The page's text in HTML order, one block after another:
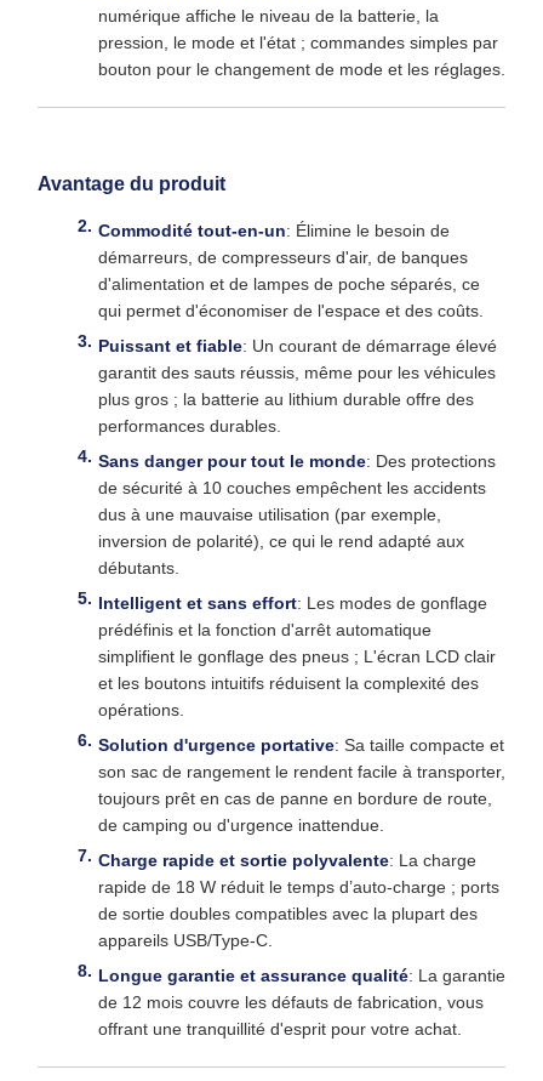
numérique affiche le niveau de la batterie, la
pression, le mode et l'état ; commandes simples par
bouton pour le changement de mode et les réglages.
Avantage du produit
Commodité tout-en-un: Élimine le besoin de
démarreurs, de compresseurs d'air, de banques
d'alimentation et de lampes de poche séparés, ce
qui permet d'économiser de l'espace et des coûts.
Puissant et fiable: Un courant de démarrage élevé
garantit des sauts réussis, même pour les véhicules
plus gros ; la batterie au lithium durable offre des
performances durables.
Sans danger pour tout le monde: Des protections
de sécurité à 10 couches empêchent les accidents
dus à une mauvaise utilisation (par exemple,
inversion de polarité), ce qui le rend adapté aux
débutants.
Intelligent et sans effort: Les modes de gonflage
prédéfinis et la fonction d'arrêt automatique
simplifient le gonflage des pneus ; L'écran LCD clair
et les boutons intuitifs réduisent la complexité des
opérations.
Solution d'urgence portative: Sa taille compacte et
son sac de rangement le rendent facile à transporter,
toujours prêt en cas de panne en bordure de route,
de camping ou d'urgence inattendue.
Charge rapide et sortie polyvalente: La charge
rapide de 18 W réduit le temps d’auto-charge ; ports
de sortie doubles compatibles avec la plupart des
appareils USB/Type-C.
Longue garantie et assurance qualité: La garantie
de 12 mois couvre les défauts de fabrication, vous
offrant une tranquillité d'esprit pour votre achat.